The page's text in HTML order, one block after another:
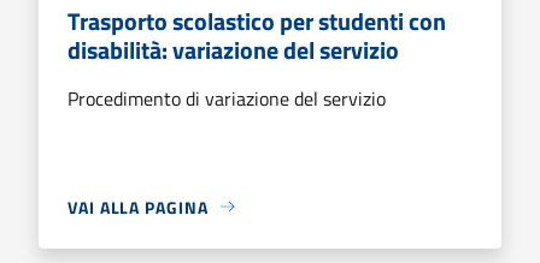
Trasporto scolastico per studenti con
disabilità: variazione del servizio
Procedimento di variazione del servizio
VAI ALLA PAGINA